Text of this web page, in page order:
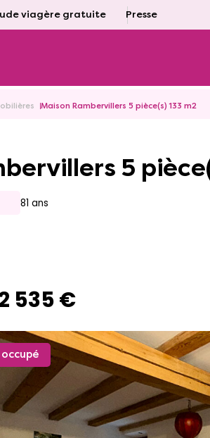
viagère gratuite Presse
Maison Rambervillers 5 pièce(s) 133 m2
5
81 ans
535 €